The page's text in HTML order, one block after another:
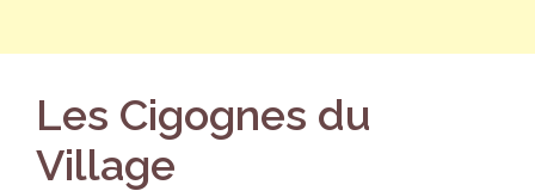
Les Cigognes du
Village